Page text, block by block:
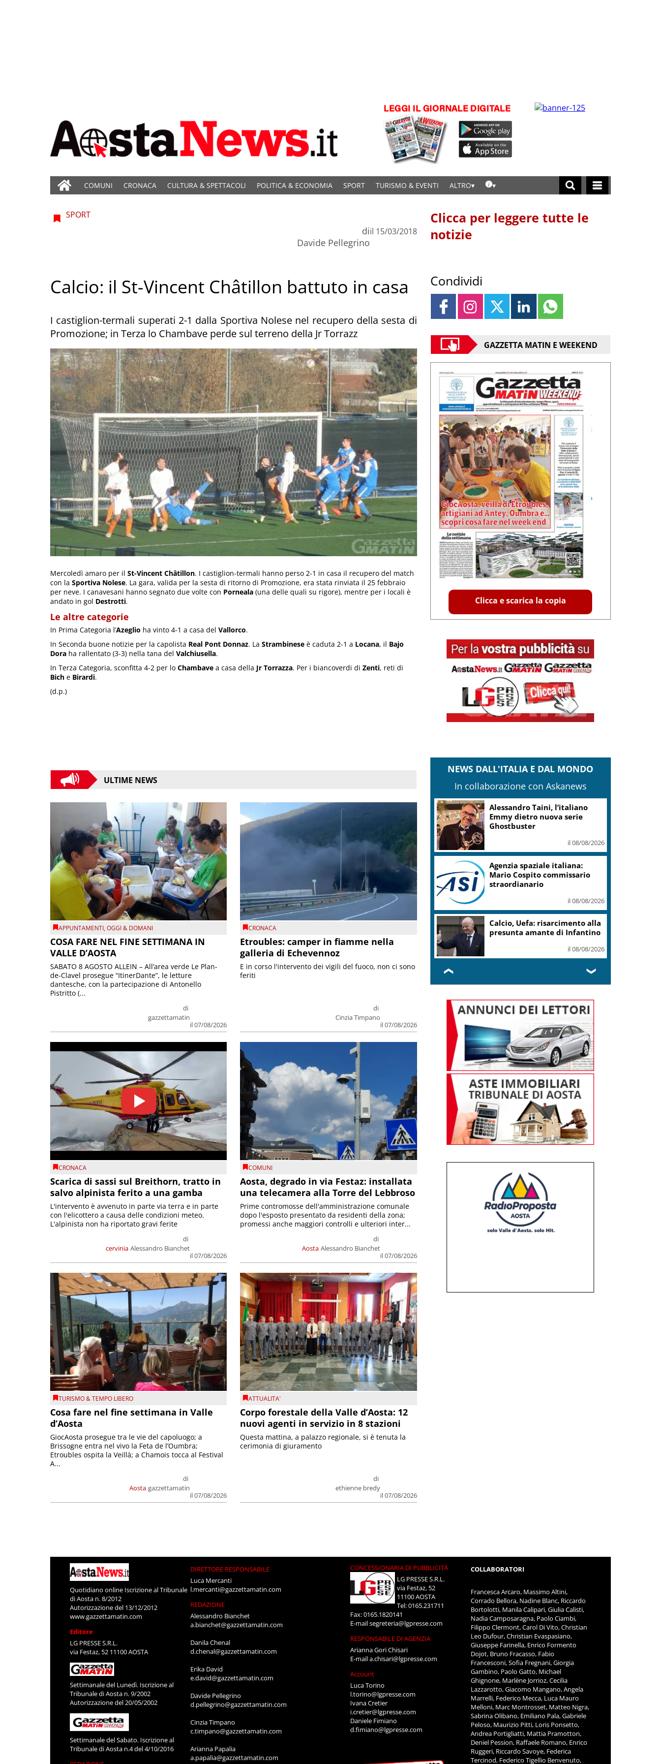
COMUNI CRONACA CULTURA & SPETTACOLI POLITICA & ECONOMIA SPORT TURISMO & EVENTI ALTRO
SPORT
di
Davide Pellegrino
il 15/03/2018
Calcio: il St-Vincent Châtillon battuto in casa
I castiglion-termali superati 2-1 dalla Sportiva Nolese nel recupero della sesta di
Promozione; in Terza lo Chambave perde sul terreno della Jr Torrazz
Mercoledì amaro per il St-Vincent Châtillon. I castiglion-termali hanno perso 2-1 in casa il recupero del match
con la Sportiva Nolese. La gara, valida per la sesta di ritorno di Promozione, era stata rinviata il 25 febbraio
per neve. I canavesani hanno segnato due volte con Porneala (una delle quali su rigore), mentre per i locali è
andato in gol Destrotti.
Le altre categorie
In Prima Categoria l’Azeglio ha vinto 4-1 a casa del Vallorco.
In Seconda buone notizie per la capolista Real Pont Donnaz. La Strambinese è caduta 2-1 a Locana, il Bajo
Dora ha rallentato (3-3) nella tana del Valchiusella.
In Terza Categoria, sconfitta 4-2 per lo Chambave a casa della Jr Torrazza. Per i biancoverdi di Zenti, reti di
Bich e Birardi.
(d.p.)
ULTIME NEWS
APPUNTAMENTI,OGGI & DOMANI
COSA FARE NEL FINE SETTIMANA IN
VALLE D’AOSTA
di
gazzettamatin
il 07/08/2026
SABATO 8 AGOSTO ALLEIN – All’area verde Le Plan-
de-Clavel prosegue “ItinerDante”, le letture
dantesche, con la partecipazione di Antonello
Pistritto (...
CRONACA
Etroubles: camper in fiamme nella
galleria di Echevennoz
di
Cinzia Timpano
il 07/08/2026
E in corso l'intervento dei vigili del fuoco, non ci sono
feriti
CRONACA
Scarica di sassi sul Breithorn, tratto in
salvo alpinista ferito a una gamba
cervinia
di
Alessandro Bianchet
il 07/08/2026
L'intervento è avvenuto in parte via terra e in parte
con l'elicottero a causa delle condizioni meteo.
L'alpinista non ha riportato gravi ferite
COMUNI
Aosta, degrado in via Festaz: installata
una telecamera alla Torre del Lebbroso
Aosta
di
Alessandro Bianchet
il 07/08/2026
Prime contromosse dell'amministrazione comunale
dopo l'esposto presentato da residenti della zona;
promessi anche maggiori controlli e ulteriori inter...
TURISMO & TEMPO LIBERO
Cosa fare nel fine settimana in Valle
d’Aosta
Aosta
di
gazzettamatin
il 07/08/2026
GiocAosta prosegue tra le vie del capoluogo; a
Brissogne entra nel vivo la Feta de l’Oumbra;
Etroubles ospita la Veillà; a Chamois tocca al Festival
A...
ATTUALITA'
Corpo forestale della Valle d’Aosta: 12
nuovi agenti in servizio in 8 stazioni
di
ethienne bredy
il 07/08/2026
Questa mattina, a palazzo regionale, si è tenuta la
cerimonia di giuramento
Clicca per leggere tutte le
notizie
Condividi
GAZZETTA MATIN E WEEKEND
Clicca e scarica la copia
NEWS DALL'ITALIA E DAL MONDO
In collaborazione con Askanews
Sostenibilità, Villa Sandi:
sensori e IA in oltre 200 ettari
vitati
il 08/08/2026
L’Ue avverte la Spagna: le
misure sulla crisi migratoria
non incidano su Schengen
il 08/08/2026
Consulenti Lavoro: “Bussola”
per orientarsi tra i sistemi
il 08/08/2026
Quotidiano online Iscrizione al Tribunale
di Aosta n. 8/2012
Autorizzazione del 13/12/2012
www.gazzettamatin.com
Editore
LG PRESSE S.R.L.
via Festaz, 52 11100 AOSTA
Settimanale del Lunedì. Iscrizione al
Tribunale di Aosta n. 9/2002
Autorizzazione del 20/05/2002
Settimanale del Sabato. Iscrizione al
Tribunale di Aosta n.4 del 4/10/2016
DIRETTORE RESPONSABILE
Luca Mercanti
l.mercanti@gazzettamatin.com
REDAZIONE
Alessandro Bianchet
a.bianchet@gazzettamatin.com
Danila Chenal
d.chenal@gazzettamatin.com
Erika David
e.david@gazzettamatin.com
Davide Pellegrino
d.pellegrino@gazzettamatin.com
Cinzia Timpano
c.timpano@gazzettamatin.com
Arianna Papalia
a.papalia@gazzettamatin.com
CONCESSIONARIA DI PUBBLICITÀ
LG PRESSE S.R.L.
via Festaz, 52
11100 AOSTA
Tel: 0165.231711
Fax: 0165.1820141
E-mailsegreteria@lgpresse.com
RESPONSABILE DI AGENZIA
Arianna Gori Chisari
E-maila.chisari@lgpresse.com
Account
Luca Torino
l.torino@lgpresse.com
Ivana Cretier
i.cretier@lgpresse.com
Daniele Fimiano
d.fimiano@lgpresse.com
COLLABORATORI
Francesca Arcaro, Massimo Altini,
Corrado Bellora, Nadine Blanc, Riccardo
Bortolotti, Manila Calipari, Giulia Calisti,
Nadia Camposaragna, Paolo Ciambi,
Filippo Clermont, Carol Di Vito, Christian
Leo Dufour, Christian Evaspasiano,
Giuseppe Farinella, Enrico Formento
Dojot, Bruno Fracasso, Fabio
Francesconi, Sofia Fregnani, Giorgia
Gambino, Paolo Gatto, Michael
Ghignone, Marlène Jorrioz, Cecilia
Lazzarotto, Giacomo Mangano, Angela
Marrelli, Federico Mecca, Luca Mauro
Melloni, Marc Montrosset, Matteo Nigra,
Sabrina Olibano, Emiliano Pala, Gabriele
Peloso, Maurizio Pitti, Loris Ponsetto,
Andrea Portigliatti, Mattia Pramotton,
Deniel Pession, Raffaele Romano, Enrico
Ruggeri, Riccardo Savoye, Federica
Tercinod, Federico Tigellio Benvenuto,